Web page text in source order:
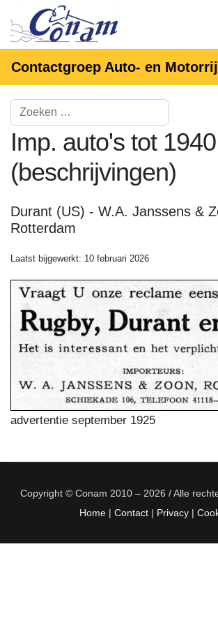
Contactgroep Auto- en
Imp. auto's tot 1940
(beschrijvingen)
Durant (US) - W.A. Janssens &
Rotterdam
Laatst bijgewerkt: 10 februari 2026
advertentie september 1925
Copyright © Conam 2010 – 2026 / Alle
Home | Contact | Privacy |